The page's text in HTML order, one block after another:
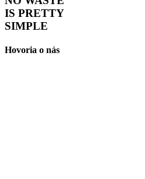
IS PRETTY
SIMPLE
Hovoria o nás